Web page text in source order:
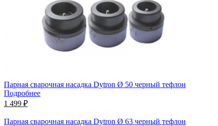
Парная сварочная насадка Dytron Ø 50 черный тефлон
Подробнее
1 499 ₽
Парная сварочная насадка Dytron Ø 63 черный тефлон